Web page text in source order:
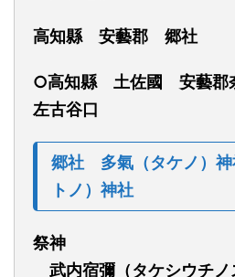
高知縣 安藝郡 郷社
○高知縣 土佐國
安藝郡
左古谷口
郷社 多氣 （タケノ）
トノ） 神社
祭神
武内宿彌 （タケシウチノ